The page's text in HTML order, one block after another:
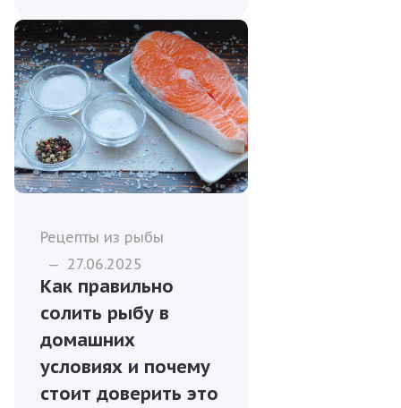
Рецепты из рыбы
— 27.06.2025
Как правильно
солить рыбу в
домашних
условиях и почему
стоит доверить это